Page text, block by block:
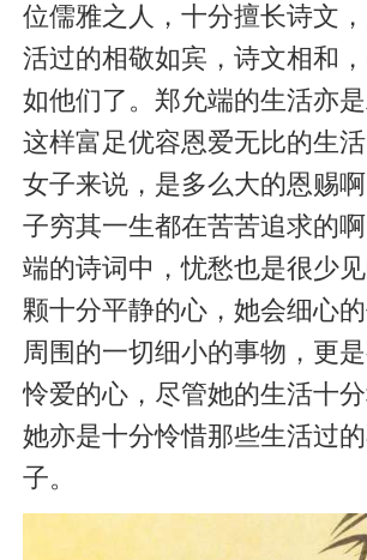
位儒雅之人，十分擅长诗文
活过的相敬如宾，诗文相和
如他们了。郑允端的生活亦是
这样富足优容恩爱无比的生
女子来说，是多么大的恩赐
子穷其一生都在苦苦追求的
端的诗词中，忧愁也是很少
颗十分平静的心，她会细心
周围的一切细小的事物，更
怜爱的心，尽管她的生活十
她亦是十分怜惜那些生活过
子。